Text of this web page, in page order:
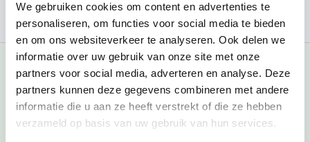
We gebruiken cookies om content en advertenties te
personaliseren, om functies voor social media te bieden
en om ons websiteverkeer te analyseren. Ook delen we
informatie over uw gebruik van onze site met onze
partners voor social media, adverteren en analyse. Deze
partners kunnen deze gegevens combineren met andere
informatie die u aan ze heeft verstrekt of die ze hebben
verzameld op basis van uw gebruik van hun services.
1 2 3 4 5
Een oppas in Assen vinden
In Assen werken steeds meer ouders allebei, wat het lastig kan